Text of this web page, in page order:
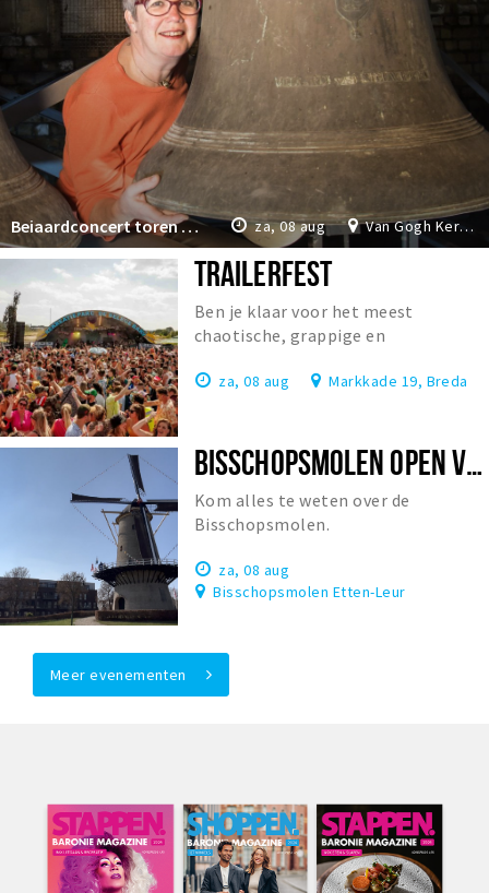
Van Gogh Kerk Etten-Leur
za, 08 aug
Beiaardconcert toren Van Gogh Kerk
TRAILERFEST
Ben je klaar voor het meest
chaotische, grappige en
Nederland?
za, 08 aug Markkade 19, Breda
BISSCHOPSMOLEN OPEN VOOR BEZOEK
Kom alles te weten over de
Bisschopsmolen.
za, 08 aug
Bisschopsmolen Etten-Leur
Meer evenementen